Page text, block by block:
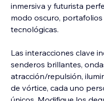
inmersiva y futurista
modo oscuro,
tecnológicas.
Las interacciones clave
senderos brillantes,
atracción/repulsión,
de vórtice, cada uno